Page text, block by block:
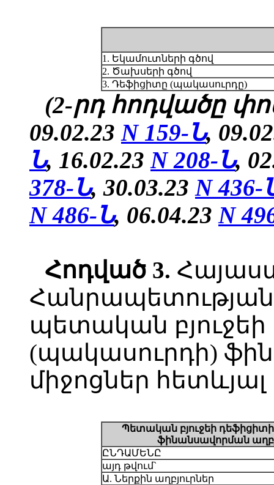
1. Եկամուտների գծով
2. Ծախսերի գծով
3. Դեֆիցիտը (պակասուրդը)
(2-րդ հոդվածը
09.02.23 N 159-Ն,
Ն, 16.02.23 N 208-Ն,
378-Ն, 30.03.23 N 436-
N 486-Ն, 06.04.23 N
Հոդված 3.
Հանրապետության
պետական
(պակասուրդի)
միջոցներ հետևյալ
Պետական բյուջեի
ֆինանսավորման
ԸՆԴԱՄԵՆԸ
այդ թվում`
Ա. Ներքին աղբյուրներ